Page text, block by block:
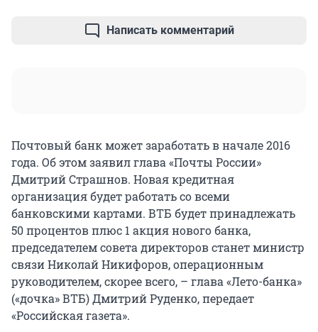
Написать комментарий
Почтовый банк может заработать в начале 2016
года. Об этом заявил глава «Почты России»
Дмитрий Страшнов. Новая кредитная
организация будет работать со всеми
банковскими картами. ВТБ будет принадлежать
50 процентов плюс 1 акция нового банка,
председателем совета директоров станет министр
связи Николай Никифоров, операционным
руководителем, скорее всего, – глава «Лето-банка»
(«дочка» ВТБ) Дмитрий Руденко, передает
«Российская газета».